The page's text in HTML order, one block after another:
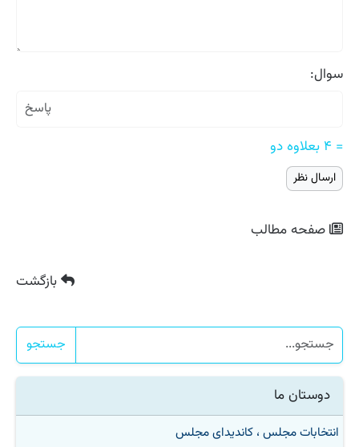
سوال:
= ۴ بعلاوه دو
صفحه مطالب
بازگشت
جستجو
دوستان ما
انتخابات مجلس ، کاندیدای مجلس